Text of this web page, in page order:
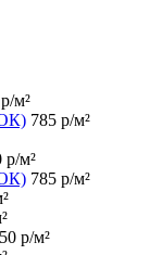
р/м²
785 р/м²
р/м²
785 р/м²
р/м²